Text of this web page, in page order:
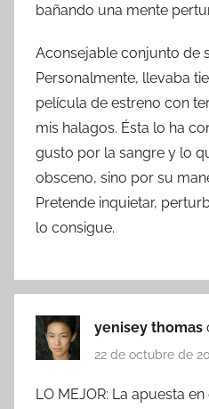
bañando una mente
Aconsejable conjunto de
Personalmente, llevaba
película de estreno con
mis halagos. Ésta lo ha
gusto por la sangre y lo
obsceno, sino por su
Pretende inquietar,
lo consigue.
yenisey thomas
22 de octubre de
LO MEJOR: La apuesta